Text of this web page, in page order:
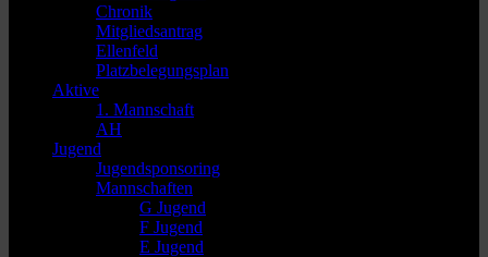
Chronik
Mitgliedsantrag
Ellenfeld
Platzbelegungsplan
Aktive
1. Mannschaft
AH
Jugend
Jugendsponsoring
Mannschaften
G Jugend
F Jugend
E Jugend